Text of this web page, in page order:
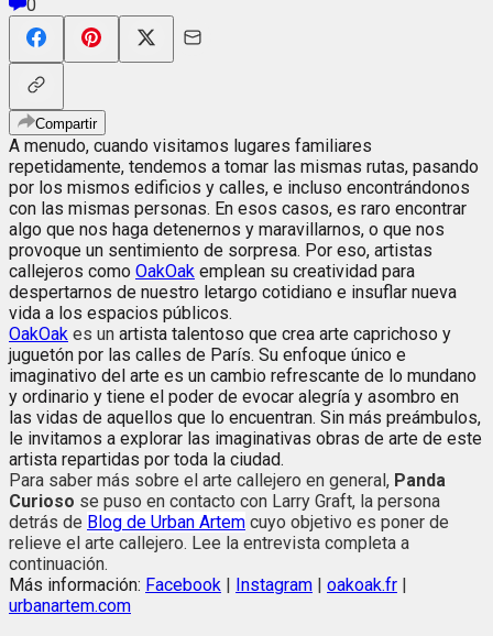
0
Compartir
A menudo, cuando visitamos lugares familiares
repetidamente, tendemos a tomar las mismas rutas, pasando
por los mismos edificios y calles, e incluso encontrándonos
con las mismas personas. En esos casos, es raro encontrar
algo que nos haga detenernos y maravillarnos, o que nos
provoque un sentimiento de sorpresa. Por eso, artistas
callejeros como OakOak emplean su creatividad para
despertarnos de nuestro letargo cotidiano e insuflar nueva
vida a los espacios públicos.
OakOak es un artista talentoso que crea arte caprichoso y
juguetón por las calles de París. Su enfoque único e
imaginativo del arte es un cambio refrescante de lo mundano
y ordinario y tiene el poder de evocar alegría y asombro en
las vidas de aquellos que lo encuentran. Sin más preámbulos,
le invitamos a explorar las imaginativas obras de arte de este
artista repartidas por toda la ciudad.
Para saber más sobre el arte callejero en general, Panda
Curioso se puso en contacto con Larry Graft, la persona
detrás de Blog de Urban Artem cuyo objetivo es poner de
relieve el arte callejero. Lee la entrevista completa a
continuación.
Más información: Facebook | Instagram | oakoak.fr |
urbanartem.com